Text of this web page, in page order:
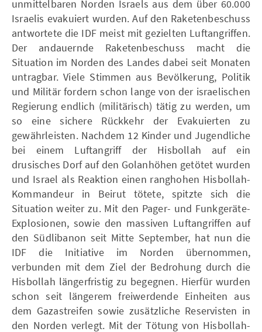
unmittelbaren Norden Israels aus dem über 60.000
Israelis evakuiert wurden. Auf den Raketenbeschuss
antwortete die IDF meist mit gezielten Luftangriffen.
Der andauernde Raketenbeschuss macht die
Situation im Norden des Landes dabei seit Monaten
untragbar. Viele Stimmen aus Bevölkerung, Politik
und Militär fordern schon lange von der israelischen
Regierung endlich (militärisch) tätig zu werden, um
so eine sichere Rückkehr der Evakuierten zu
gewährleisten. Nachdem 12 Kinder und Jugendliche
bei einem Luftangriff der Hisbollah auf ein
drusisches Dorf auf den Golanhöhen getötet wurden
und Israel als Reaktion einen ranghohen Hisbollah-
Kommandeur in Beirut tötete, spitzte sich die
Situation weiter zu. Mit den Pager- und Funkgeräte-
Explosionen, sowie den massiven Luftangriffen auf
den Südlibanon seit Mitte September, hat nun die
IDF die Initiative im Norden übernommen,
verbunden mit dem Ziel der Bedrohung durch die
Hisbollah längerfristig zu begegnen. Hierfür wurden
schon seit längerem freiwerdende Einheiten aus
dem Gazastreifen sowie zusätzliche Reservisten in
den Norden verlegt. Mit der Tötung von Hisbollah-